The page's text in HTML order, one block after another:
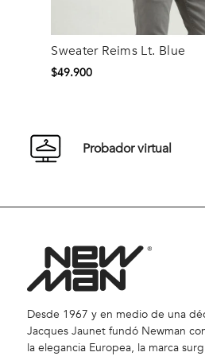
Sweater Reims Lt. Blue
$49.900
Talla
Comprar
Probador virtual
Desde 1967 y en medio de una
Jacques Jaunet fundó Newman
la elegancia Europea, la marca